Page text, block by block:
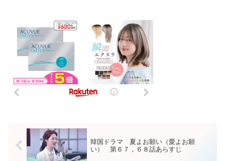
韓国ドラマ 夏よお願い（愛よお願
い） 第６７，６８話あらすじ